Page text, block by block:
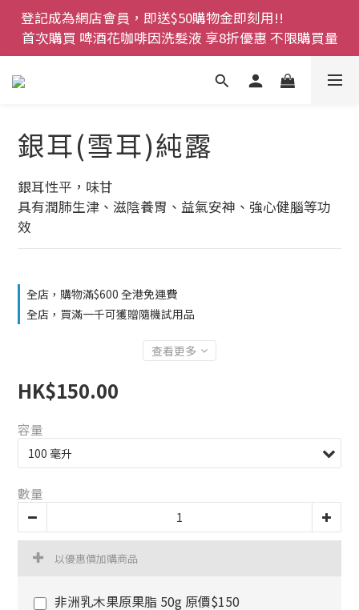
登記成為網店會員，即送$50購物金即刻用!!
首次購買 啤酒花咖啡因洗髮液 享8折優惠 不限購買量
登記成為網店會員，即送$50購物金即刻用!!
首次購買 啤酒花咖啡因洗髮液 享8折優惠 不限購買量
網店會員一年內累積消費 $4500 即刻變身 VIP 全年正
價貨 85 折，幫朋友買大家一齊抵 !!
今期優惠!! 濕疹救星 濕疹專用噴霧 買一枝送一件 50克
裝 濕疹舒敏膏   幼兒適用
登記成為網店會員，即送$50購物金即刻用!!
首次購買 啤酒花咖啡因洗髮液 享8折優惠 不限購買量
銀耳(雪耳)純露
銀耳性平，味甘
具有潤肺生津、滋陰養胃、益氣安神、強心健腦等功
效
全店，購物滿$600 全港免運費
全店，買滿一千可獲贈隨機試用品
查看更多
HK$150.00
容量
數量
以優惠價加購商品
非洲乳木果原果脂 50g 原價$150